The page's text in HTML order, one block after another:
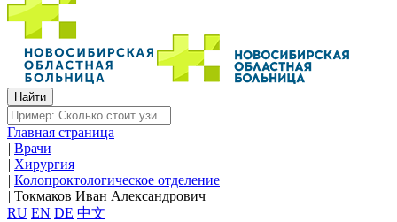
Главная страница
| Врачи
| Хирургия
| Колопроктологическое отделение
| Токмаков Иван Александрович
RU EN DE 中文